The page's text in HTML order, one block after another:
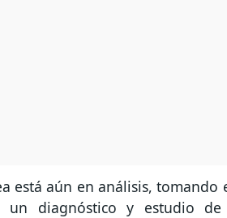
está aún en análisis, tomando
un diagnóstico y estudio